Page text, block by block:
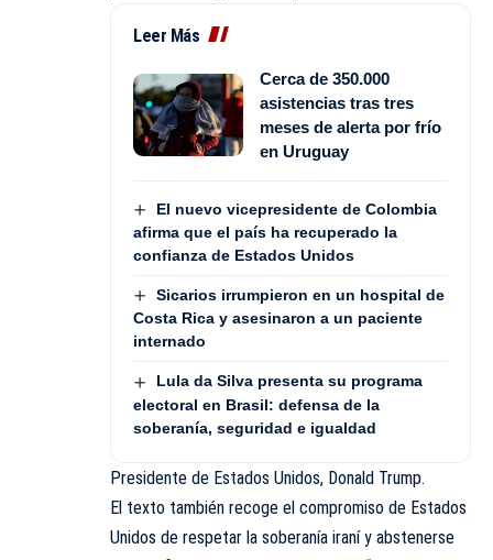
Leer Más
Cerca de 350.000
asistencias tras tres
meses de alerta por frío
en Uruguay
El nuevo vicepresidente de Colombia
afirma que el país ha recuperado la
confianza de Estados Unidos
Sicarios irrumpieron en un hospital de
Costa Rica y asesinaron a un paciente
internado
Lula da Silva presenta su programa
electoral en Brasil: defensa de la
soberanía, seguridad e igualdad
Presidente de Estados Unidos, Donald Trump.
El texto también recoge el compromiso de Estados
Unidos de respetar la soberanía iraní y abstenerse